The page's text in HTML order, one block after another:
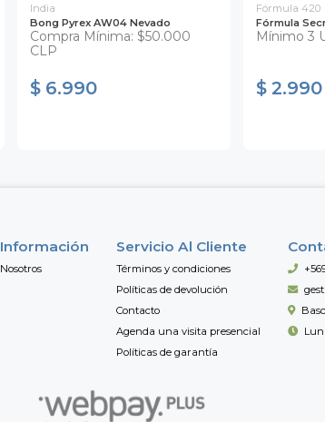
India
Bong Pyrex AW04 Nevado
Compra Mínima: $50.000
CLP
$ 6.990
Fórmula 420
Fórmula
Mínimo 3
$ 2.990
Información
Nosotros
Servicio Al Cliente
Términos y condiciones
Políticas de devolución
Contacto
Agenda una visita presencial
Políticas de garantía
Lun